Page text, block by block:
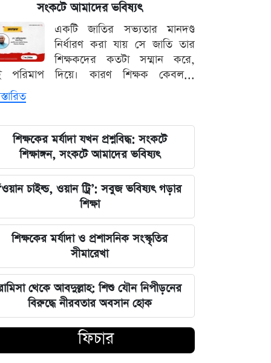
লঙ্কা প্রিমিয়ার লিগে ভারতীয় কিংবদন্তির
আগমন, মালিকানায় বড় চমক
জুলাই কার-এ নিয়ে বিভাজন করলে অর্জন
হারিয়ে যাবে: স্বরাষ্ট্রমন্ত্রী
বৃষ্টি নিয়ে সতর্কবার্তা
'মানুষ ভোট দিয়ে এমপি বানিয়েছে,
বিএনপিকে সত্য মেনে নিতে হবে': রুমিন
ফারহানা
৫ আগস্টের ভরদুপুরে দেশত্যাগ: গণভবন
থেকে ভারতের ফ্লাইট পর্যন্ত যা ঘটেছিল
ভারতপ্রেমী হলে দাগি আসামির অপরাধও
চোখ এড়িয়ে যায় দিল্লির: রুহুল কবির
রিজভী
বাংলাদেশ আর কোনো দেশের 'ক্লায়েন্ট স্টেট'
থাকবে না: পররাষ্ট্রমন্ত্রী ড. খলিলুর রহমান
সংকটে আমাদের ভবিষ্যৎ
একটি জাতির সভ্যতার মানদণ্ড
নির্ধারণ করা যায় সে জাতি তার
শিক্ষকদের কতটা সম্মান করে,
পরিমাপ দিয়ে। কারণ শিক্ষক কেবল...
শিক্ষকের মর্যাদা যখন প্রশ্নবিদ্ধ: সংকটে
শিক্ষাঙ্গন, সংকটে আমাদের ভবিষ্যৎ
চাইল্ড, ওয়ান ট্রি’: সবুজ ভবিষ্যৎ গড়ার
শিক্ষা
শিক্ষকের মর্যাদা ও প্রশাসনিক সংস্কৃতির
সীমারেখা
থেকে আবদুল্লাহ: শিশু যৌন নিপীড়নের
বিরুদ্ধে নীরবতার অবসান হোক
ফিচার